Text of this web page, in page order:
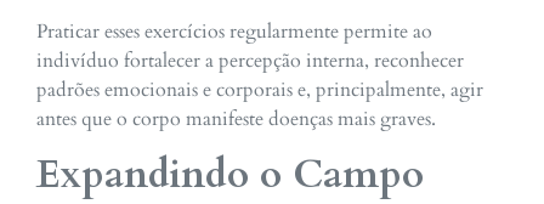
Praticar esses exercícios regularmente permite ao
indivíduo fortalecer a percepção interna, reconhecer
padrões emocionais e corporais e, principalmente, agir
antes que o corpo manifeste doenças mais graves.
Expandindo o Campo